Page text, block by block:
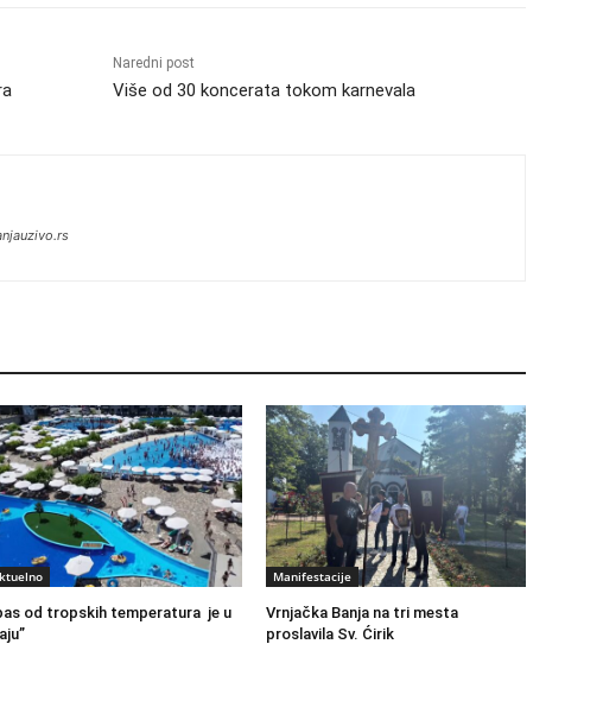
Naredni post
Više od 30 koncerata tokom karnevala
od tropskih temperatura je u
Manifestacije
Vrnjačka Banja na tri mesta
proslavila Sv. Ćirik